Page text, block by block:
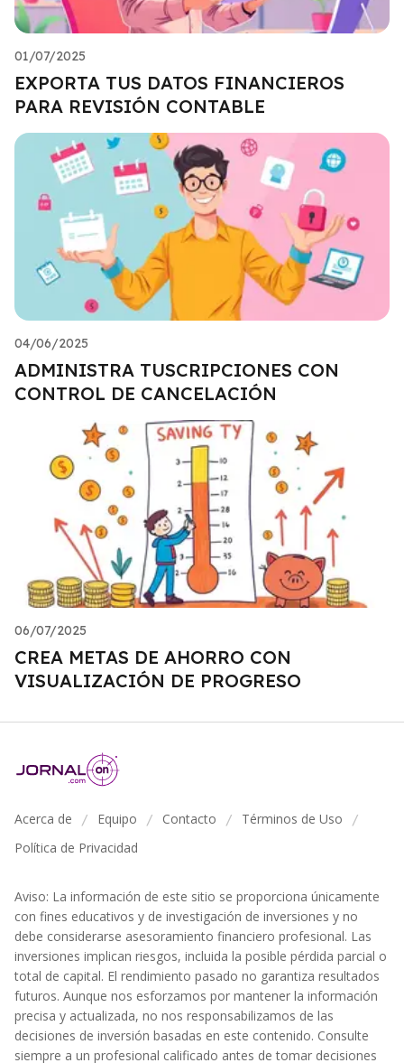
01/07/2025
EXPORTA TUS DATOS FINANCIEROS
PARA REVISIÓN CONTABLE
04/06/2025
ADMINISTRA TUSCRIPCIONES CON
CONTROL DE CANCELACIÓN
06/07/2025
CREA METAS DE AHORRO CON
VISUALIZACIÓN DE PROGRESO
Acerca de / Equipo / Contacto / Términos de Uso /
Política de Privacidad
Aviso: La información de este sitio se proporciona únicamente
con fines educativos y de investigación de inversiones y no
debe considerarse asesoramiento financiero profesional. Las
inversiones implican riesgos, incluida la posible pérdida parcial o
total de capital. El rendimiento pasado no garantiza resultados
futuros. Aunque nos esforzamos por mantener la información
precisa y actualizada, no nos responsabilizamos de las
decisiones de inversión basadas en este contenido. Consulte
siempre a un profesional calificado antes de tomar decisiones